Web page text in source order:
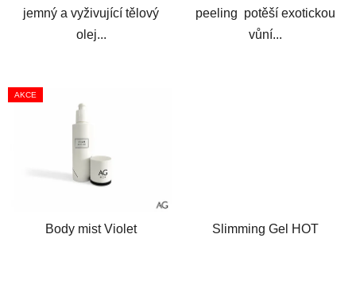
jemný a vyživující tělový
olej...
peeling potěší exotickou
vůní...
AKCE
Body mist Violet Slimming Gel HOT